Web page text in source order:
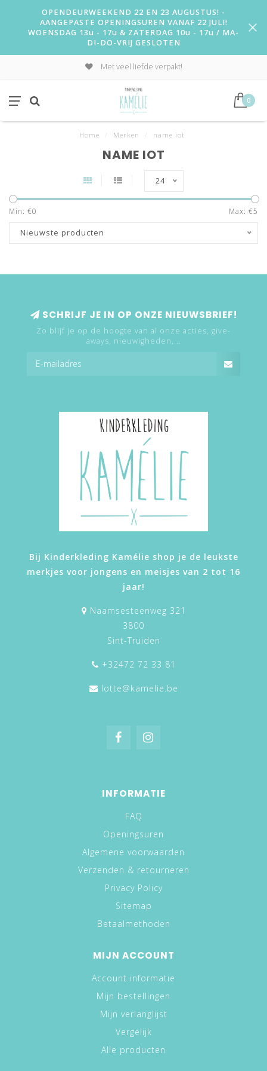
OPENDEURWEEKEND 22 EN 23 AUGUSTUS! -
AANGEPASTE OPENINGSUREN VANAF 22 JULI!
WOENSDAG 13u - 17u & ZATERDAG 10u - 17u / MA-
DI-DO-VRIJ GESLOTEN
Met veel liefde verpakt!
0
Home Merken name iot
NAME IOT
24
Min: €0 Max: €5
Nieuwste producten
SCHRIJF JE IN OP ONZE NIEUWSBRIEF!
Zo blijf je op de hoogte van al onze acties, give-
aways, nieuwigheden,...
Bij Kinderkleding Kamélie shop je de leukste
merkjes voor jongens en meisjes van 2 tot 16
jaar!
Naamsesteenweg 321
3800
Sint-Truiden
+32472 72 33 81
lotte@kamelie.be
INFORMATIE
FAQ
Openingsuren
Algemene voorwaarden
Verzenden & retourneren
Privacy Policy
Sitemap
Betaalmethoden
MIJN ACCOUNT
Account informatie
Mijn bestellingen
Mijn verlanglijst
Vergelijk
Alle producten